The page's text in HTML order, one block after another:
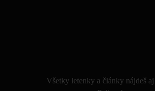
Všetky letenky a články nájdeš